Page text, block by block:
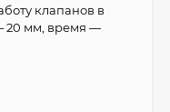
клапанов в
20 мм, время —